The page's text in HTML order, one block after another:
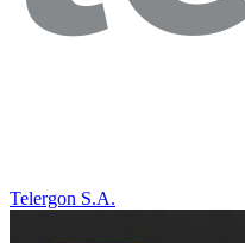
Telergon S.A.